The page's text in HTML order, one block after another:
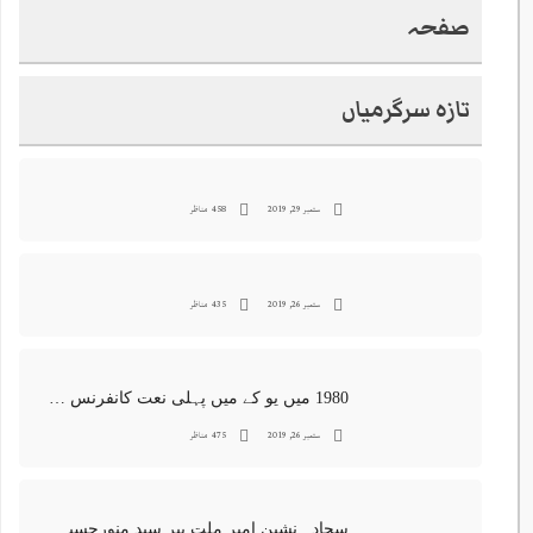
صفحہ
تازہ سرگرمیاں
ستمبر 29, 2019 458 مناظر
ستمبر 26, 2019 435 مناظر
ستمبر 26, 2019 475 مناظر
سجادہ نشین امیر ملت پیر سید منورحسین شاہ جماعتی کی خصوصی تصاویر